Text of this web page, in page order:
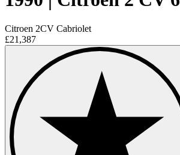
Citroen 2CV Cabriolet
£21,387